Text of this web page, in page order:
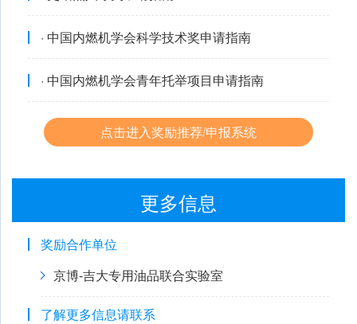
· 中国内燃机学会科学技术奖申请指南
· 中国内燃机学会青年托举项目申请指南
点击进入奖励推荐/申报系统
更多信息
奖励合作单位
京博-吉大专用油品联合实验室
了解更多信息请联系